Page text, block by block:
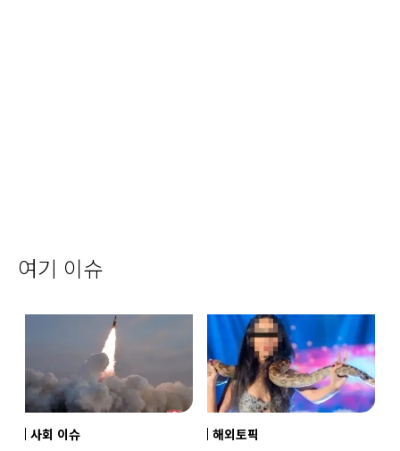
여기 이슈
사회 이슈 해외토픽